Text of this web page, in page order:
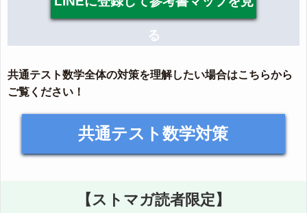
る
共通テスト数学全体の対策を理解したい場合はこちらから
ご覧ください！
共通テスト数学対策
【ストマガ読者限定】